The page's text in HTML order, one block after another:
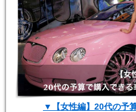
▼【女性編】20代の予